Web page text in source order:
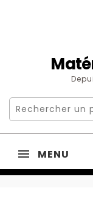
MENU